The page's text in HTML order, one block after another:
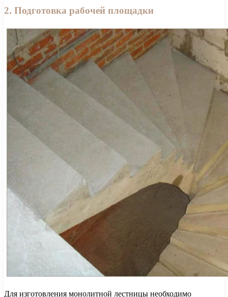
2. Подготовка рабочей площадки
Для изготовления монолитной лестницы необходимо